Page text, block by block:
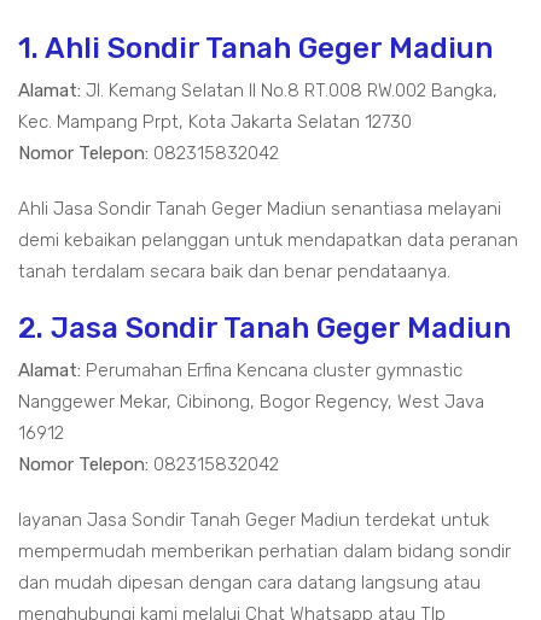
1. Ahli Sondir Tanah Geger Madiun
Alamat: Jl. Kemang Selatan II No.8 RT.008 RW.002 Bangka,
Kec. Mampang Prpt, Kota Jakarta Selatan 12730
Nomor Telepon: 082315832042
Ahli Jasa Sondir Tanah Geger Madiun senantiasa melayani
demi kebaikan pelanggan untuk mendapatkan data peranan
tanah terdalam secara baik dan benar pendataanya.
2. Jasa Sondir Tanah Geger Madiun
Alamat: Perumahan Erfina Kencana cluster gymnastic
Nanggewer Mekar, Cibinong, Bogor Regency, West Java
16912
Nomor Telepon: 082315832042
layanan Jasa Sondir Tanah Geger Madiun terdekat untuk
mempermudah memberikan perhatian dalam bidang sondir
dan mudah dipesan dengan cara datang langsung atau
menghubungi kami melalui Chat Whatsapp atau Tlp